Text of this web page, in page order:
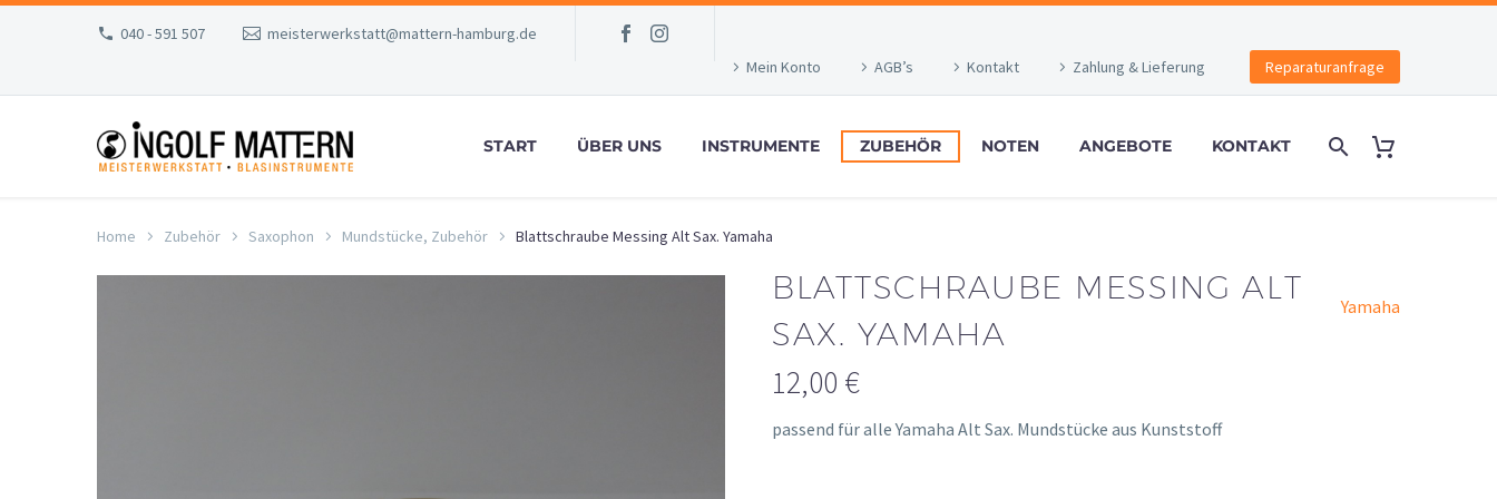
040 - 591 507
meisterwerkstatt@mattern-hamburg.de
Mein Konto
AGB’s Kontakt Zahlung & Lieferung Reparaturanfrage
START ÜBER UNS INSTRUMENTE ZUBEHÖR NOTEN ANGEBOTE KONTAKT
Home Zubehör Saxophon Mundstücke, Zubehör Blattschraube Messing Alt Sax. Yamaha
BLATTSCHRAUBE MESSING ALT
SAX. YAMAHA
Yamaha
12,00 €
passend für alle Yamaha Alt Sax. Mundstücke aus Kunststoff